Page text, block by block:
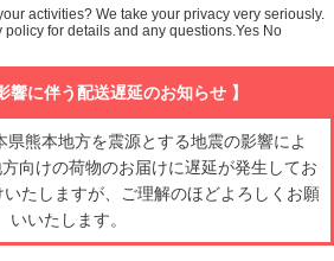
響に伴う配送遅延のお知らせ 】
熊本地方を震源とする地震の影響によ
向けの荷物のお届けに遅延が発生してお
たしますが、ご理解のほどよろしくお願
いいたします。
activities? We take your privacy very seriously.
policy for details and any questions.Yes No